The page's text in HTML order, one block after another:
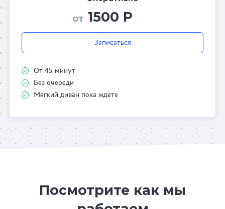
от 1500 Р
Записаться
От 45 минут
Без очереди
Мягкий диван пока ждете
Посмотрите как мы